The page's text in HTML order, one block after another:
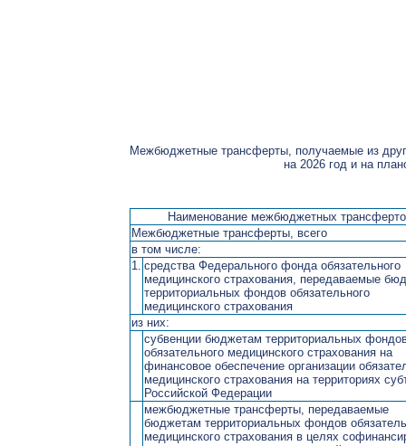
Межбюджетные трансферты, получаемые из
на 2026 год и на
Наименование межбюджетных
Межбюджетные трансферты, всего
в том числе:
1. средства Федерального фонда обязательного
медицинского страхования, передаваемые
территориальных фондов обязательного
медицинского страхования
из них:
субвенции бюджетам территориальных
обязательного медицинского страхования на
финансовое обеспечение организации
медицинского страхования на территориях
Российской Федерации
межбюджетные трансферты, передаваемые
бюджетам территориальных фондов
медицинского страхования в целях